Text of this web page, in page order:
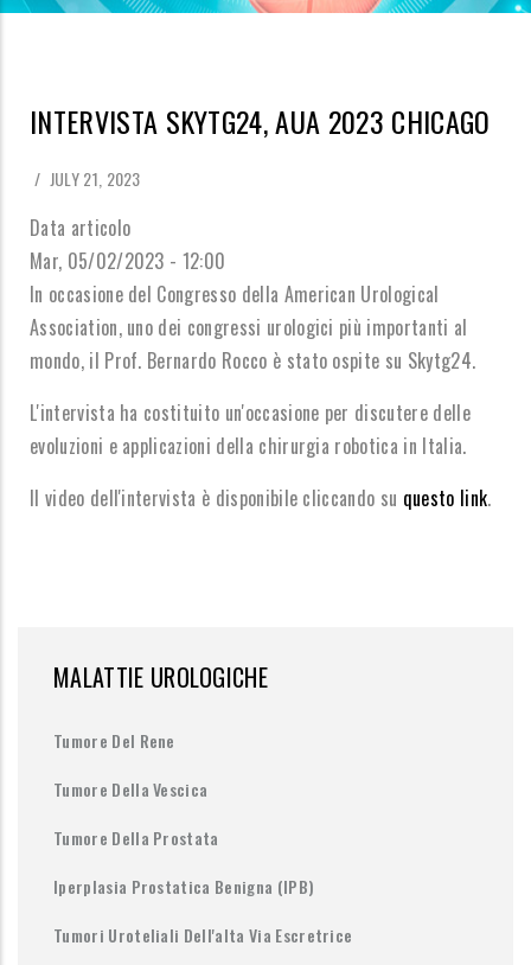
INTERVISTA SKYTG24, AUA 2023 CHICAGO
/ JULY 21, 2023
Data articolo
Mar, 05/02/2023 - 12:00
In occasione del Congresso della American Urological
Association, uno dei congressi urologici più importanti al
mondo, il Prof. Bernardo Rocco è stato ospite su Skytg24.
L'intervista ha costituito un'occasione per discutere delle
evoluzioni e applicazioni della chirurgia robotica in Italia.
Il video dell'intervista è disponibile cliccando su questo link.
MALATTIE UROLOGICHE
Tumore Del Rene
Tumore Della Vescica
Tumore Della Prostata
Iperplasia Prostatica Benigna (IPB)
Tumori Uroteliali Dell'alta Via Escretrice